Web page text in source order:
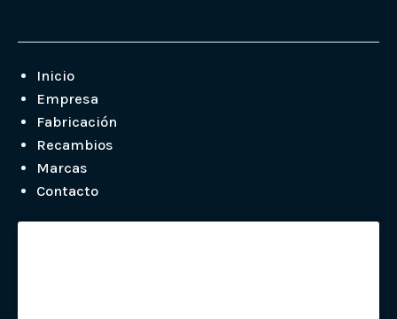
Inicio
Empresa
Fabricación
Recambios
Marcas
Contacto